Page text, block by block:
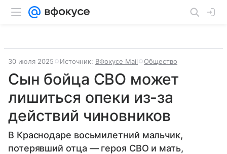
30 июля 2025 Источник: ВФокусе Mail Общество
Сын бойца СВО может
лишиться опеки из-за
действий чиновников
В Краснодаре восьмилетний мальчик,
потерявший отца — героя СВО и мать,